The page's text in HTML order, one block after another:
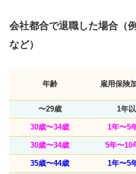
会社都合で退職した場合（
など）
年齢 雇用保険
〜29歳 1年
30歳〜34歳 1年〜5
30歳〜34歳 5年〜10
35歳〜44歳 1年〜5